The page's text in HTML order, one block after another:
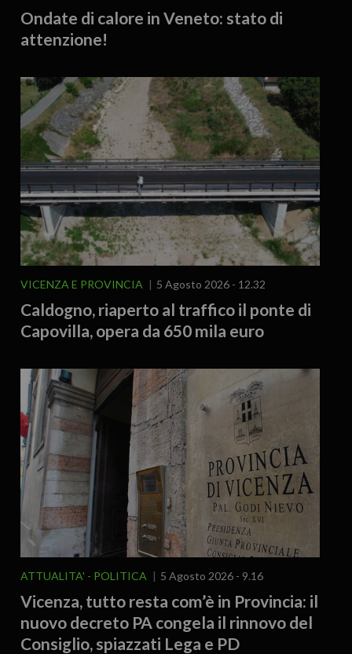
Ondate di calore in Veneto: stato di
attenzione!
VICENZA E PROVINCIA 5 Agosto 2026 - 12.32
Caldogno, riaperto al traffico il ponte di
Capovilla, opera da 650 mila euro
ATTUALITA' POLITICA 5 Agosto 2026 - 9.16
Vicenza, tutto resta com’è in Provincia: il
nuovo decreto PA congela il rinnovo del
Consiglio, spiazzati Lega e PD